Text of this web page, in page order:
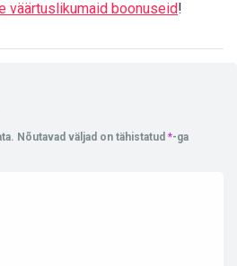
väärtuslikumaid boonuseid!
Nõutavad väljad on tähistatud *-ga